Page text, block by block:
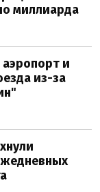
миллиарда
и
из-за